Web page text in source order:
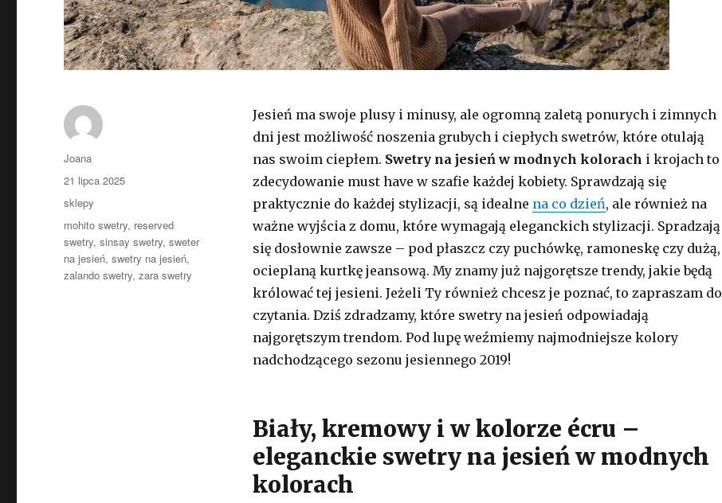
Jesień ma swoje plusy i minusy, ale ogromną zaletą ponurych i zimnych
dni jest możliwość noszenia grubych i ciepłych swetrów, które otulają
nas swoim ciepłem. Swetry na jesień w modnych kolorach i krojach to
zdecydowanie must have w szafie każdej kobiety. Sprawdzają się
praktycznie do każdej stylizacji, są idealne na co dzień, ale również na
ważne wyjścia z domu, które wymagają eleganckich stylizacji. Spradzają
się dosłownie zawsze – pod płaszcz czy puchówkę, ramoneskę czy dużą,
ocieplaną kurtkę jeansową. My znamy już najgorętsze trendy, jakie będą
królować tej jesieni. Jeżeli Ty również chcesz je poznać, to zapraszam do
czytania. Dziś zdradzamy, które swetry na jesień odpowiadają
najgorętszym trendom. Pod lupę weźmiemy najmodniejsze kolory
nadchodzącego sezonu jesiennego 2019!
Biały, kremowy i w kolorze écru –
eleganckie swetry na jesień w modnych
kolorach
Autor
Joana
Opublikowano
21 lipca 2025
Kategorie
sklepy
Tagi
mohito swetry, reserved
swetry,sinsay swetry,sweter
na jesień,swetry na jesień,
zalando swetry,zara swetry